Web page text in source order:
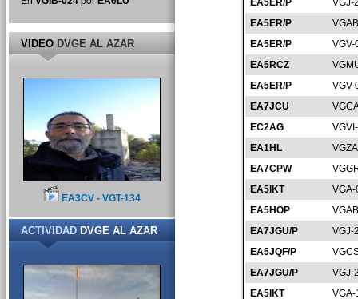
EA5ER/P
VGJ-
EA5ER/P
EA5ER/P
VGV-
EA5RCZ
EA5ER/P
VGV-
EA7JCU
EC2AG
EA1HL
EA7CPW
EA5IKT
EA5HOP
EA7JGU/P
VGJ-
EA5JQF/P
EA7JGU/P
VGJ-
EA5IKT
VIDEODVGE AL AZAR
EA3CV - VGT-134
ACTIVIDADDVGE AL AZAR